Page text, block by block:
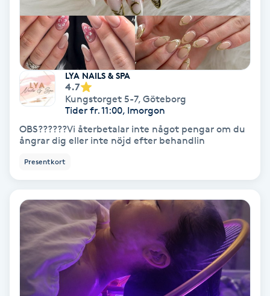
Gruppträning
Gua Sha-massage
Hatha Yoga
Headspa
Herrklippning
Hollywood Peel
LYA NAILS & SPA
4.7
Kungstorget 5-7, Göteborg
Tider fr. 11:00, Imorgon
OBS??????Vi återbetalar inte något pengar om du
ångrar dig eller inte nöjd efter behandlin
Presentkort